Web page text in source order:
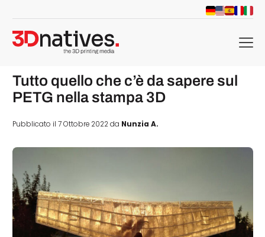
menu
Tutto quello che c’è da sapere sul
PETG nella stampa 3D
Pubblicato il 7 Ottobre 2022 da Nunzia A.